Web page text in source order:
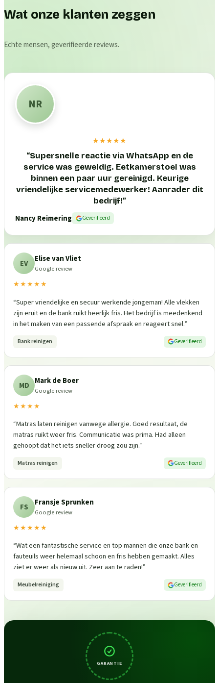
Wat onze klanten zeggen
Echte mensen, geverifieerde reviews.
NR
★★★★★
“Supersnelle reactie via WhatsApp en de
service was geweldig. Eetkamerstoel was
binnen een paar uur gereinigd. Keurige
vriendelijke servicemedewerker! Aanrader dit
bedrijf!”
Nancy Reimering
Geverifieerd
EV Elise van Vliet
Google review
★★★★★
“Super vriendelijke en secuur werkende jongeman! Alle vlekken
zijn eruit en de bank ruikt heerlijk fris. Het bedrijf is meedenkend
in het maken van een passende afspraak en reageert snel.”
Bank reinigen Geverifieerd
MD Mark de Boer
Google review
★★★★
“Matras laten reinigen vanwege allergie. Goed resultaat, de
matras ruikt weer fris. Communicatie was prima. Had alleen
gehoopt dat het iets sneller droog zou zijn.”
Matras reinigen Geverifieerd
FS Fransje Sprunken
Google review
★★★★★
“Wat een fantastische service en top mannen die onze bank en
fauteuils weer helemaal schoon en fris hebben gemaakt. Alles
ziet er weer als nieuw uit. Zeer aan te raden!”
Meubelreiniging Geverifieerd
GARANTIE